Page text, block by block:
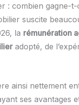
: combien gagne-
suscite
la rémunération
adopté, de
ainsi nettement
ses avantages